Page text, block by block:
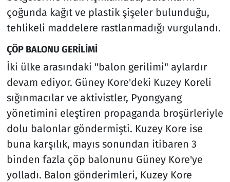
çoğunda kağıt ve plastik şişeler bulunduğu,
tehlikeli maddelere rastlanmadığı vurgulandı.
ÇÖP BALONU GERİLİMİ
İki ülke arasındaki "balon gerilimi" aylardır
devam ediyor. Güney Kore'deki Kuzey Koreli
sığınmacılar ve aktivistler, Pyongyang
yönetimini eleştiren propaganda broşürleriyle
dolu balonlar göndermişti. Kuzey Kore ise
buna karşılık, mayıs sonundan itibaren 3
binden fazla çöp balonunu Güney Kore'ye
yolladı. Balon gönderimleri, Kuzey Kore